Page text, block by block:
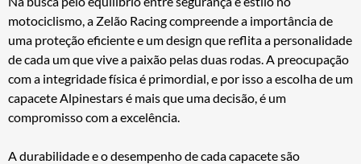
motociclismo, a Zelão Racing compreende a importância de
uma proteção eficiente e um design que reflita a personalidade
de cada um que vive a paixão pelas duas rodas. A preocupação
com a integridade física é primordial, e por isso a escolha de um
capacete Alpinestars é mais que uma decisão, é um
compromisso com a excelência.
A durabilidade e o desempenho de cada capacete são